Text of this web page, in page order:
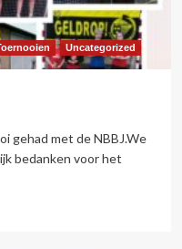
Uncategorized
gehad met de NBBJ.We
bedanken voor het